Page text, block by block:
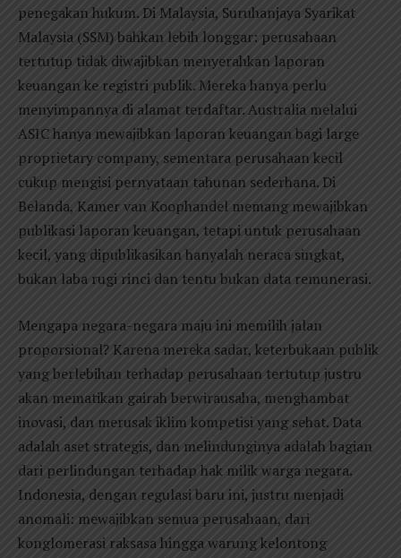
penegakan hukum. Di Malaysia, Suruhanjaya Syarikat
Malaysia (SSM) bahkan lebih longgar: perusahaan
tertutup tidak diwajibkan menyerahkan laporan
keuangan ke registri publik. Mereka hanya perlu
menyimpannya di alamat terdaftar. Australia melalui
ASIC hanya mewajibkan laporan keuangan bagi large
proprietary company, sementara perusahaan kecil
cukup mengisi pernyataan tahunan sederhana. Di
Belanda, Kamer van Koophandel memang mewajibkan
publikasi laporan keuangan, tetapi untuk perusahaan
kecil, yang dipublikasikan hanyalah neraca singkat,
bukan laba rugi rinci dan tentu bukan data remunerasi.
Mengapa negara-negara maju ini memilih jalan
proporsional? Karena mereka sadar, keterbukaan publik
yang berlebihan terhadap perusahaan tertutup justru
akan mematikan gairah berwirausaha, menghambat
inovasi, dan merusak iklim kompetisi yang sehat. Data
adalah aset strategis, dan melindunginya adalah bagian
dari perlindungan terhadap hak milik warga negara.
Indonesia, dengan regulasi baru ini, justru menjadi
anomali: mewajibkan semua perusahaan, dari
konglomerasi raksasa hingga warung kelontong